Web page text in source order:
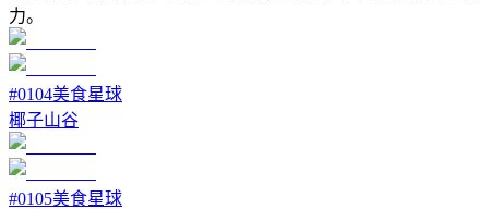
力。
#0104美食星球
椰子山谷
#0105美食星球